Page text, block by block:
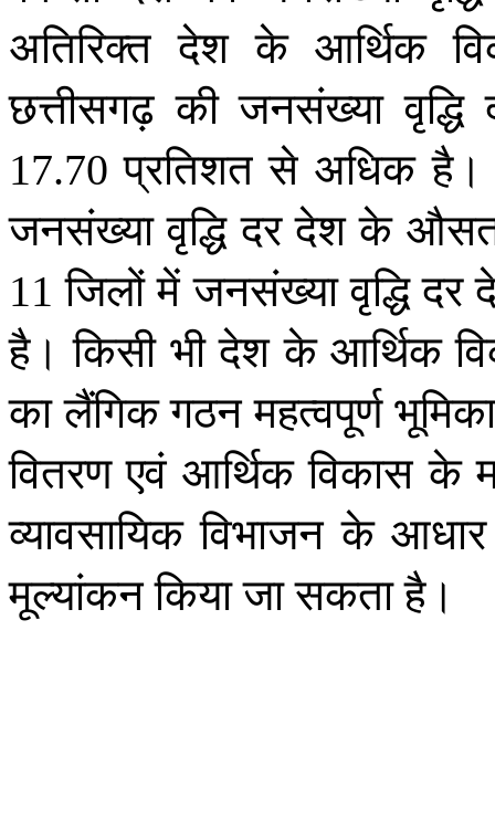
अतिरिक्त देश के आर्थिक
छत्तीसगढ़ की जनसंख्या वृद्धि
17.70प्रतिशत से अधिक है।
जनसंख्या वृद्धि दर देश के
11जिलों में जनसंख्या वृद्धि दर
है। किसी भी देश के आर्थिक
कालैंगिकगठनमहत्वपूर्णभूमिका
वितरण एवं आर्थिक विकास के
व्यावसायिक विभाजन के आधार
मूल्यांकनकियाजासकताहै।